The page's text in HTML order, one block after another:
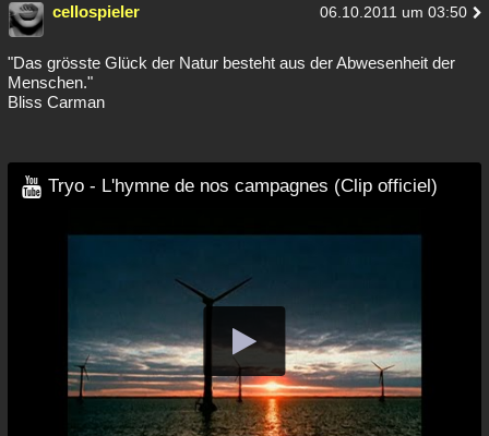
cellospieler 06.10.2011 um 03:50
"Das grösste Glück der Natur besteht aus der Abwesenheit der
Menschen."
Bliss Carman
Tryo - L'hymne de nos campagnes (Clip officiel)